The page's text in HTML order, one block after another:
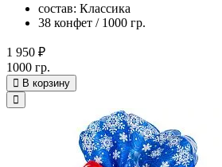
состав: Классика
38 конфет / 1000 гр.
1 950 ₽
1000 гр.
В корзину